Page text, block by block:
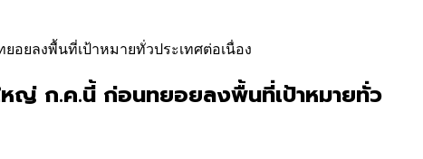
อยลงพื้นที่เป้าหมายทั่วประเทศต่อเนื่อง
หญ่ ก.ค.นี้ ก่อนทยอยลงพื้นที่เป้าหมายทั่ว